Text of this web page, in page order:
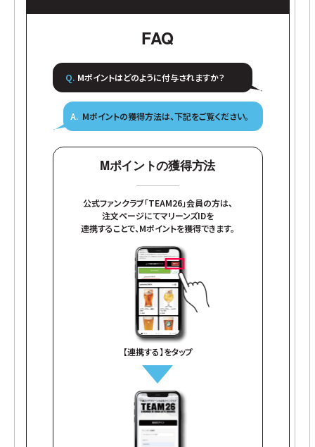
FAQ
Mポイントはどのように付与されますか？
Mポイントの獲得方法は、下記をご覧ください。
Mポイントの獲得方法
公式ファンクラブ「TEAM26」会員の方は、
注文ページにてマリーンズIDを
連携することで、Mポイントを獲得できます。
【連携する】をタップ